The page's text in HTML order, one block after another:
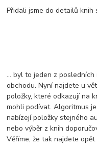
Přidali jsme do detailů knih
... byl to jeden z
obchodu. Nyní najdete u
položky, které odkazují na
mohli podívat. Algoritmus
nabízejí položky stejného
nebo výběr z knih
Věříme, že tak najdete